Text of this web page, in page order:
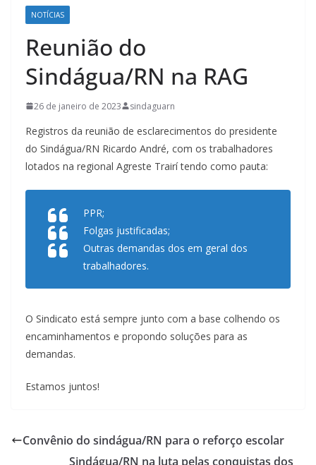
NOTÍCIAS
Reunião do
Sindágua/RN na RAG
26 de janeiro de 2023 sindaguarn
Registros da reunião de esclarecimentos do presidente
do Sindágua/RN Ricardo André, com os trabalhadores
lotados na regional Agreste Trairí tendo como pauta:
PPR;
Folgas justificadas;
Outras demandas dos em geral dos
trabalhadores.
O Sindicato está sempre junto com a base colhendo os
encaminhamentos e propondo soluções para as
demandas.
Estamos juntos!
Convênio do sindágua/RN para o reforço escolar
Sindágua/RN na luta pelas conquistas dos